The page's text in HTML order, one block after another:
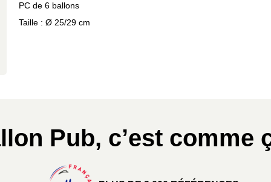
PC de 6 ballons
Taille : Ø 25/29 cm
Pub, c’est comme